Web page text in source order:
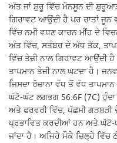
ਅੰਤ ਜਾਂ ਸ਼ੁਰੂ ਵਿੱਚ ਮੌਨਸੂਨ ਦੀ
ਗਿਰਾਵਟ ਆਉਂਦੀ ਹੈ ਪਰ ਰਾਤਾਂ
ਵਿੱਚ ਨਮੀ ਵਧਣ ਕਾਰਨ ਮੀਂਹ ਦੇ
ਅੰਤ ਵਿੱਚ, ਸਤੰਬਰ ਦੇ ਅੱਧ ਤੱਕ,
ਵਿੱਚ ਤੇਜ਼ੀ ਨਾਲ ਗਿਰਾਵਟ ਆਉਂਦੀ
ਤਾਪਮਾਨ ਤੇਜ਼ੀ ਨਾਲ ਘਟਦਾ ਹੈ।
ਜਿਸਦਾ ਰੋਜ਼ਾਨਾ ਵੱਧ ਤੋਂ ਵੱਧ
ਘੱਟੋ-ਘੱਟ ਲਗਭਗ 56.6F (7C)
ਅਤੇ ਫਰਵਰੀ ਵਿੱਚ, ਪੱਛਮੀ
ਪ੍ਰਭਾਵਿਤ ਕਰਦੀਆਂ ਹਨ ਅਤੇ ਘੱਟੋ-
ਜਾਂਦਾ ਹੈ। ਅਜਿਹੇ ਮੌਕੇ ਜ਼ਿਲ੍ਹੇ ਵਿੱਚ